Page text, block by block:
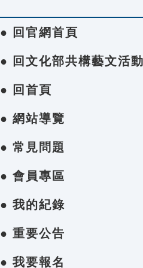
● 回官網首頁
● 回文化部共構藝文活
● 回首頁
● 網站導覽
● 常見問題
● 會員專區
● 我的紀錄
● 重要公告
● 我要報名